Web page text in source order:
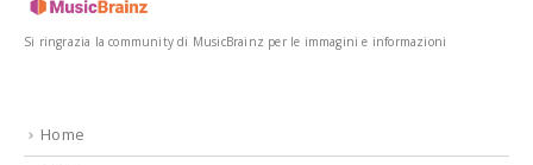
Si ringrazia la community di MusicBrainz per le immagini e informazioni
Home